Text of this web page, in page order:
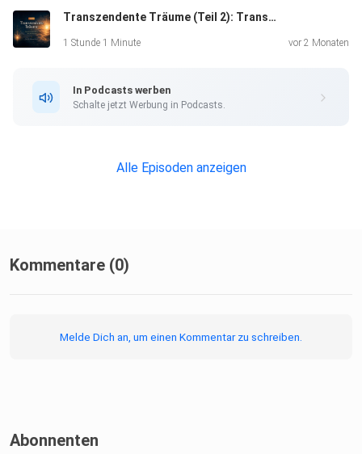
eine erste ruhige Orientierung bei belastenden oder
Transzendente Träume (Teil 2): Transformation durch den Traum-Tod
1 Stunde 1 Minute vor 2 Monaten
In Podcasts werben
Schalte jetzt Werbung in Podcasts.
Alle Episoden anzeigen
Kommentare (0)
Melde Dich an, um einen Kommentar zu schreiben.
Abonnenten